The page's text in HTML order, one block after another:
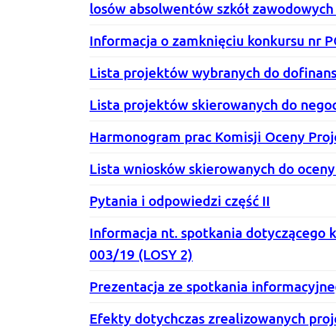
losów absolwentów szkół
Informacja o zamknięciu konkursu nr
Lista projektów wybranych do
Lista projektów skierowanych do
Harmonogram prac Komisji Oceny
Lista wniosków skierowanych do
Pytania i odpowiedzi część II
Informacja nt. spotkania dotyczącego
003/19 (LOSY 2)
Prezentacja ze spotkania
Efekty dotychczas zrealizowanych